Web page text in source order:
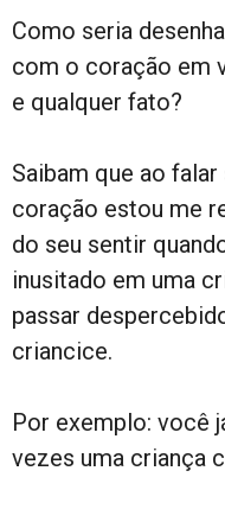
Como seria
com o coração em
e qualquer fato?
Saibam que ao
coração estou me
do seu sentir
inusitado em uma
passar
criancice.
Por exemplo: você
vezes uma criança